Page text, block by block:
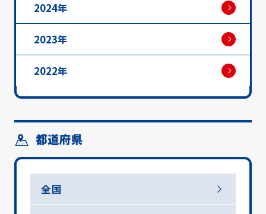
2024年
2023年
2022年
都道府県
全国